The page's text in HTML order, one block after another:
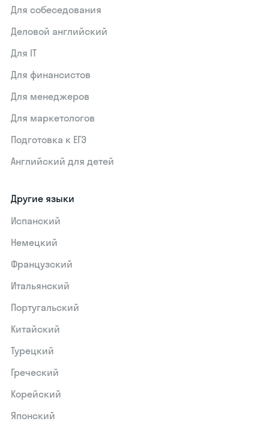
Для собеседования
Деловой английский
Для IT
Для финансистов
Для менеджеров
Для маркетологов
Подготовка к ЕГЭ
Английский для детей
Другие языки
Испанский
Немецкий
Французский
Итальянский
Португальский
Китайский
Турецкий
Греческий
Корейский
Японский